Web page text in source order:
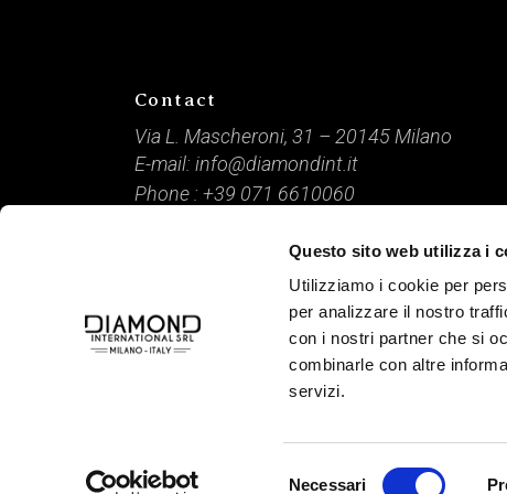
Questo sito web utilizza i
Utilizziamo i cookie per
per analizzare il nostro
con i nostri partner che si
combinarle con altre
servizi.
Necessari
Contact
Via L. Mascheroni, 31 – 20145 Milano
E-mail: info@diamondint.it
Phone : +39 071 6610060
DIAMOND International / P. IVA: 09166840968 /
Capitale Sociale: € 10.000 / © 2021 Tutti i diritti
www.lamponemedia.it